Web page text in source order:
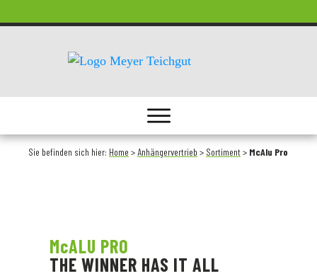
Sie befinden sich hier: Home > Anhängervertrieb > Sortiment> McAlu Pro
McALU PRO
THE WINNER HAS IT ALL